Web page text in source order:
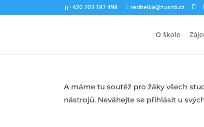
+420 703 187 498 reditelka@zusnb.cz
O škole
A máme tu soutěž pro žáky všech
nástrojů. Neváhejte se přihlásit u